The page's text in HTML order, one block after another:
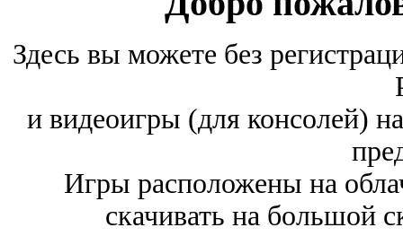
Здесь вы можете без
и видеоигры (для консолей)
Игры расположены на
скачивать на большой